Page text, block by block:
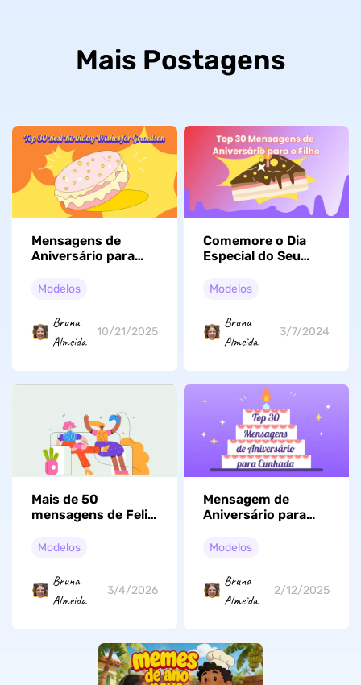
Mais Postagens
Mensagens de
Aniversário para
Mensagens
Modelos Digitais
Modelos
Bruna
Almeida
10/21/2025
Comemore o Dia
Especial do Seu
Melhores Opções:
Aniversário para o
Filho!
Modelos
Bruna
Almeida
3/7/2024
Mais de 50
mensagens de Feliz
meu amor
Modelos
Bruna
Almeida
3/4/2026
Mensagem de
Aniversário para
Mensagens Alegres
Cartões
Modelos
Bruna
Almeida
2/12/2025